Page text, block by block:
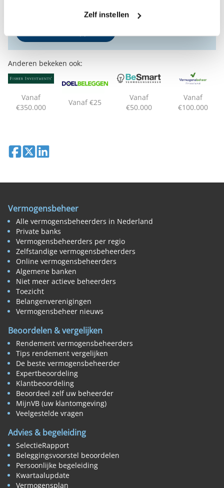
Zelf instellen
Anderen bekeken ook:
Vanaf
€350.000
Vanaf €25
Vanaf
€50.000
Vanaf
€100.000
Deel op Facebook
Deel op XDeel op LinkedIn
Vermogensbeheer
Alle vermogensbeheerders in Nederland
Private banks
Vermogensbeheerders per regio
Zelfstandige vermogensbeheerders
Online vermogensbeheerders
Algemene banken
Niet meer actieve beheerders
Toezicht
Belangenverenigingen
Vermogensbeheer nieuws
Beoordelen & vergelijken
Rendement vermogensbeheerders
Tips rendement vergelijken
De beste vermogensbeheerder
Expertbeoordeling
Klantbeoordeling
Beoordeel zelf uw beheerder
MijnVB (uw klantomgeving)
Veelgestelde vragen
Advies & begeleiding
SelectieRapport
Beleggingsvoorstel beoordelen
Persoonlijke begeleiding
Kwartaalupdate
Vermogensplan